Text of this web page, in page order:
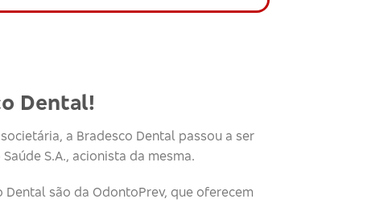
Dental!
a Bradesco Dental passou a ser
S.A., acionista da mesma.
são da OdontoPrev, que oferecem